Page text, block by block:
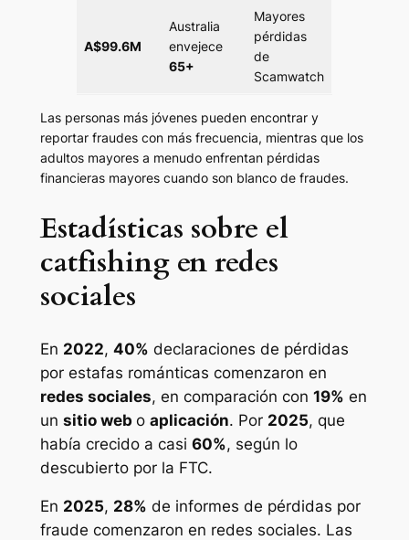
A$99.6M
Australia
envejece
65+
Mayores
pérdidas
de
Scamwatch
Las personas más jóvenes pueden encontrar y
reportar fraudes con más frecuencia, mientras que los
adultos mayores a menudo enfrentan pérdidas
financieras mayores cuando son blanco de fraudes.
Estadísticas sobre el
catfishing en redes
sociales
En 2022, 40% declaraciones de pérdidas
por estafas románticas comenzaron en
redes sociales, en comparación con 19% en
un sitio web o aplicación. Por 2025, que
había crecido a casi 60%, según lo
descubierto por la FTC.
En 2025, 28% de informes de pérdidas por
fraude comenzaron en redes sociales. Las